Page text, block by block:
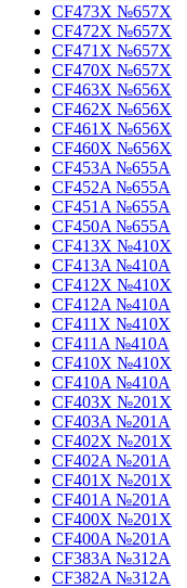
CF473X №657X
CF472X №657X
CF471X №657X
CF470X №657X
CF463X №656X
CF462X №656X
CF461X №656X
CF460X №656X
CF453A №655A
CF452A №655A
CF451A №655A
CF450A №655A
CF413X №410X
CF413A №410A
CF412X №410X
CF412A №410A
CF411X №410X
CF411A №410A
CF410X №410X
CF410A №410A
CF403X №201X
CF403A №201A
CF402X №201X
CF402A №201A
CF401X №201X
CF401A №201A
CF400X №201X
CF400A №201A
CF383A №312A
CF382A №312A